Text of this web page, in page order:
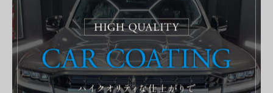
鉄粉が付着したままコーティングを施工してしまうと、本来
の艶感やコーティング性能を
十分に発揮できなくなってしまいます。そのため当店では、
コーティング前の下地処理として
鉄粉除去を必ず行い、塗装面をしっかり整えてからコーティ